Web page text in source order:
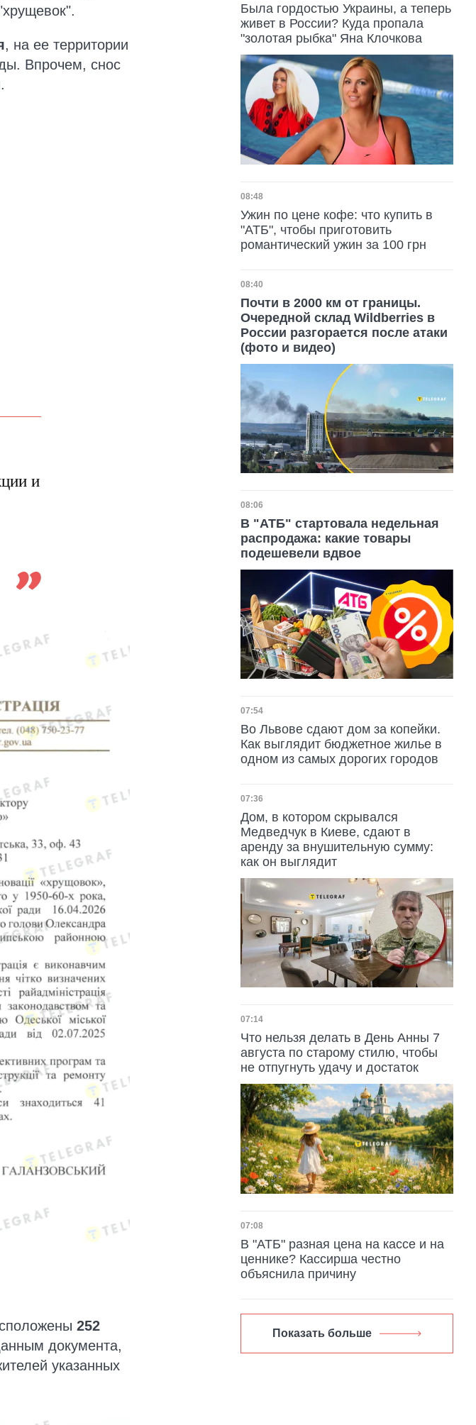
, на ее территории
Впрочем, снос
и
252
документа,
указанных
Была гордостью Украины, а теперь
живет в России? Куда пропала
"золотая рыбка" Яна Клочкова
Дата публикации
08:48
Ужин по цене кофе: что купить в
"АТБ", чтобы приготовить
романтический ужин за 100 грн
Дата публикации
08:40
Почти в 2000 км от границы.
Очередной склад Wildberries в
России разгорается после атаки
(фото и видео)
Дата публикации
08:06
В "АТБ" стартовала недельная
распродажа: какие товары
подешевели вдвое
Дата публикации
07:54
Во Львове сдают дом за копейки.
Как выглядит бюджетное жилье в
одном из самых дорогих городов
Дата публикации
07:36
Дом, в котором скрывался
Медведчук в Киеве, сдают в
аренду за внушительную сумму:
как он выглядит
Дата публикации
07:14
Что нельзя делать в День Анны 7
августа по старому стилю, чтобы
не отпугнуть удачу и достаток
Дата публикации
07:08
В "АТБ" разная цена на кассе и на
ценнике? Кассирша честно
объяснила причину
Показать больше